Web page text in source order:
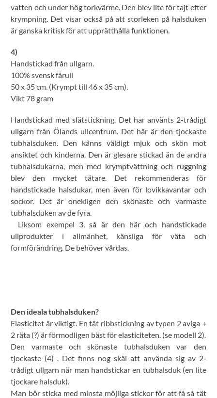
vatten och under hög torkvärme. Den blev lite för tajt efter
krympning. Det visar också på att storleken på halsduken
är ganska kritisk för att upprätthålla funktionen.
4)
Handstickad från ullgarn.
100% svensk fårull
50 x 35 cm. (Krympt till 46 x 35 cm).
Vikt 78 gram
Handstickad med slätstickning. Det har använts 2-trådigt
ullgarn från Ölands ullcentrum. Det här är den tjockaste
tubhalsduken. Den känns väldigt mjuk och skön mot
ansiktet och kinderna. Den är glesare stickad än de andra
tubhalsdukarna, men med krymptvättning och ruggning
blev den mycket tätare. Det rekommenderas för
handstickade halsdukar, men även för lovikkavantar och
sockor. Det är onekligen den skönaste och varmaste
tubhalsduken av de fyra.
Liksom exempel 3, så är den här och handstickade
ullprodukter i allmänhet, känsliga för väta och
formförändring. De behöver vårdas.
Den ideala tubhalsduken?
Elasticitet är viktigt. En tät ribbstickning av typen 2 aviga +
2 räta (?) är förmodligen bäst för elasticiteten. (se modell 2).
Den varmaste och skönaste tubhalsduken var den
tjockaste (4) . Det finns nog skäl att använda sig av 2-
trådigt ullgarn när man handstickar en tubhalsduk (en lite
tjockare halsduk).
Man bör sticka med minsta möjliga stickor för att få så tät